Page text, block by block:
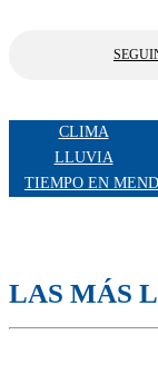
CLIMA
LLUVIA
TIEMPO EN
LAS MÁS